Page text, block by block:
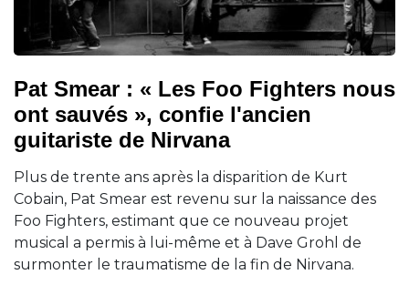
Pat Smear : « Les Foo Fighters nous
ont sauvés », confie l'ancien
guitariste de Nirvana
Plus de trente ans après la disparition de Kurt
Cobain, Pat Smear est revenu sur la naissance des
Foo Fighters, estimant que ce nouveau projet
musical a permis à lui-même et à Dave Grohl de
surmonter le traumatisme de la fin de Nirvana.